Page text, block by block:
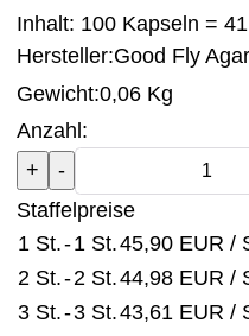
Inhalt: 100 Kapseln =
Hersteller:Good Fly
Gewicht:0,06 Kg
Anzahl:
Staffelpreise
1 St.-1 St.45,90 EUR /
2 St.-2 St.44,98 EUR /
3 St.-3 St.43,61 EUR /